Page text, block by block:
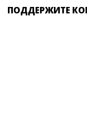
ПОДДЕРЖИТЕ